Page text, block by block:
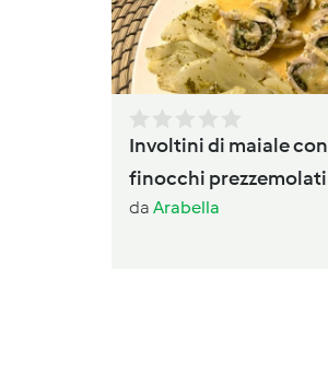
Involtini di maiale con
finocchi prezzemolati
da Arabella